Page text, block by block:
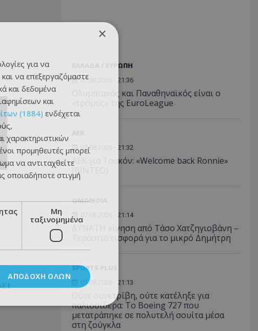
ΕΛΛΑΔΑ / ΕΥΡΩΠΗ
07.08.2026 - 21:36
Ολυμπιακός και Παναθηναϊκός είναι ο
«τρόμος» της EuroLeague
07.08.2026 - 21:32
ΑΕΚ για Τσακόν: «Welcome back Ronnie»
(ΒΙΝΤΕΟ)
ΟΜΟΝΟΙΑ
07.08.2026 - 21:14
ΔΥΝΑΤΗ κίνηση από Τάσο Χατζηγιοβάνη –
Τεράστια εισφορά για το μικρό Δημήτρη
SPORTS PLUS
07.08.2026 - 21:13
Ούτε συνετρίβη, ούτε κατέληξε για
παλιοσίδερα: Το Boeing 727 που
μετατράπηκε σε πολυτελή σουίτα μέσα
στη ζούγκλα
×
για να
να επεξεργαζόμαστε
και δεδομένα
και
(1884) ενδέχεται
χαρακτηριστικών
προμηθευτές μπορεί
να αντιταχθείτε
οποιαδήποτε στιγμή
Μη
ταξινομημένα
ΑΠΟΔΟΧΉ ΌΛΩΝ